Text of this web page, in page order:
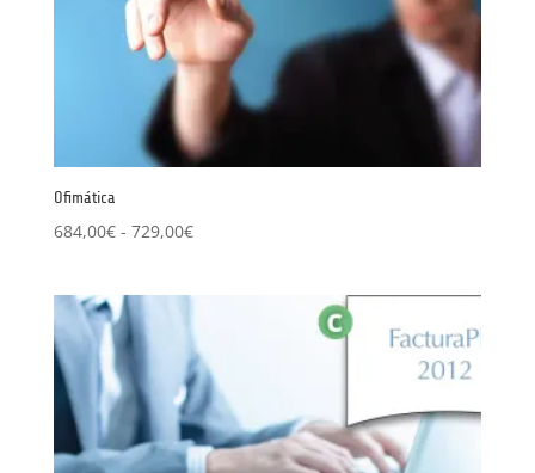
Ofimática
684,00€ - 729,00€Rango
684,00€
hasta
729,00€